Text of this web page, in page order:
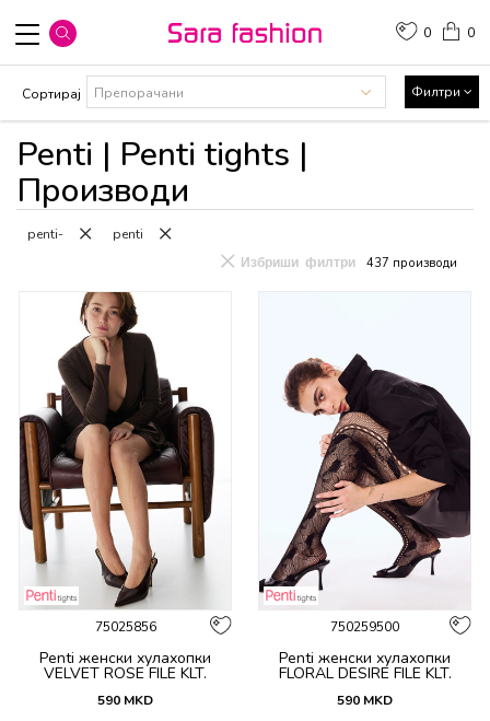
0
0
Penti | Penti tights |
Производи
Сортирај Филтри
penti- penti
437 производи
Избриши филтри
75025856
Penti женски хулахопки
VELVET ROSE FILE KLT.
590 MKD
750259500
Penti женски хулахопки
FLORAL DESIRE FILE KLT.
590 MKD